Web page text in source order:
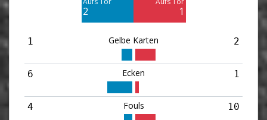
2 1
1 Gelbe Karten 2
6 Ecken 1
4 Fouls 10